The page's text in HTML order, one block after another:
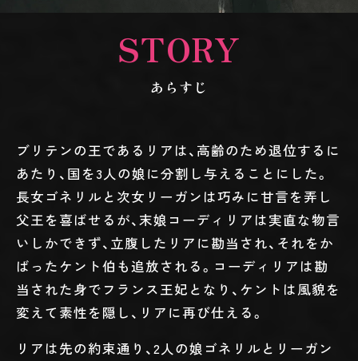
STORY
あらすじ
ブリテンの王であるリアは、高齢のため退位するに
あたり、国を3人の娘に分割し与えることにした。
長女ゴネリルと次女リーガンは巧みに甘言を弄し
父王を喜ばせるが、末娘コーディリアは実直な物言
いしかできず、立腹したリアに勘当され、それをか
ばったケント伯も追放される。コーディリアは勘
当された身でフランス王妃となり、ケントは風貌を
変えて素性を隠し、リアに再び仕える。
リアは先の約束通り、2人の娘ゴネリルとリーガン